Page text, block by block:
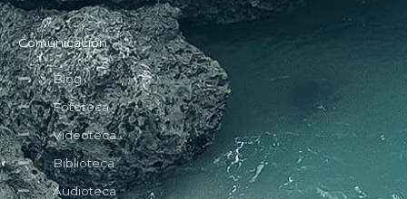
Comunicación
Blog
Fototeca
Videoteca
Biblioteca
Audioteca